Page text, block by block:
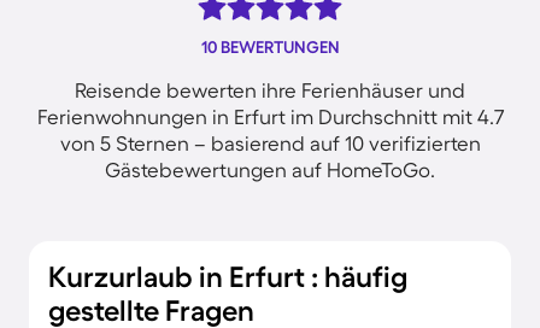
10 BEWERTUNGEN
Reisende bewerten ihre Ferienhäuser und
Ferienwohnungen in Erfurt im Durchschnitt mit 4.7
von 5 Sternen – basierend auf 10 verifizierten
Gästebewertungen auf HomeToGo.
Kurzurlaub in Erfurt : häufig
gestellte Fragen